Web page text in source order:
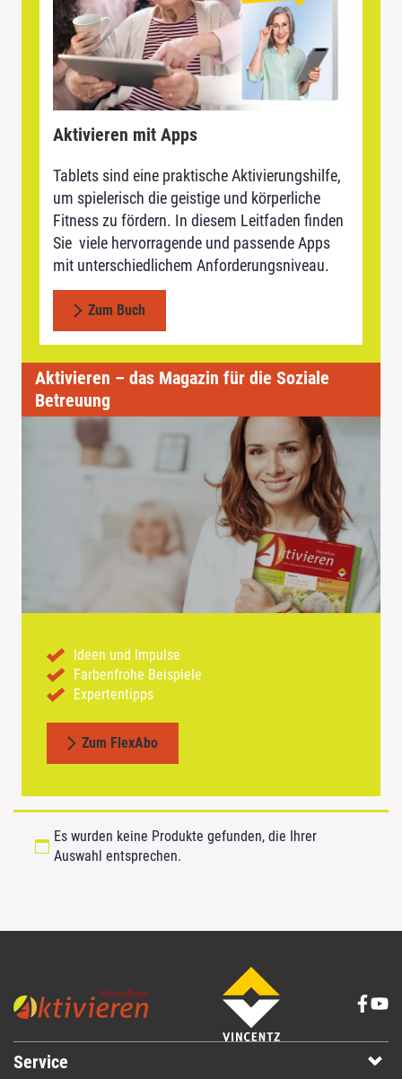
Aktivieren mit Apps
Tablets sind eine praktische Aktivierungshilfe,
um spielerisch die geistige und körperliche
Fitness zu fördern. In diesem Leitfaden finden
Sie viele hervorragende und passende Apps
mit unterschiedlichem Anforderungsniveau.
Zum Buch
Aktivieren – das Magazin für die Soziale
Betreuung
Ideen und Impulse
Farbenfrohe Beispiele
Expertentipps
Zum FlexAbo
Es wurden keine Produkte gefunden, die Ihrer
Auswahl entsprechen.
Service